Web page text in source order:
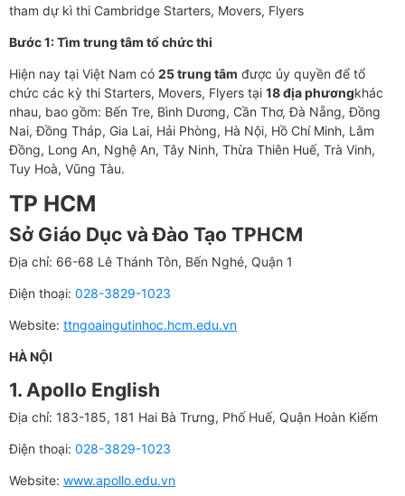
tham dự kì thi Cambridge Starters, Movers, Flyers
Bước 1: Tìm trung tâm tổ chức thi
Hiện nay tại Việt Nam có 25 trung tâm được ủy quyền để tổ
chức các kỳ thi Starters, Movers, Flyers tại 18 địa phươngkhác
nhau, bao gồm: Bến Tre, Bình Dương, Cần Thơ, Đà Nẵng, Đồng
Nai, Đồng Tháp, Gia Lai, Hải Phòng, Hà Nội, Hồ Chí Minh, Lâm
Đồng, Long An, Nghệ An, Tây Ninh, Thừa Thiên Huế, Trà Vinh,
Tuy Hoà, Vũng Tàu.
TP HCM
Sở Giáo Dục và Đào Tạo TPHCM
Địa chỉ: 66-68 Lê Thánh Tôn, Bến Nghé, Quận 1
Điện thoại: 028-3829-1023
Website: ttngoaingutinhoc.hcm.edu.vn
HÀ NỘI
1. Apollo English
Địa chỉ: 183-185, 181 Hai Bà Trưng, Phố Huế, Quận Hoàn Kiếm
Điện thoại: 028-3829-1023
Website: www.apollo.edu.vn